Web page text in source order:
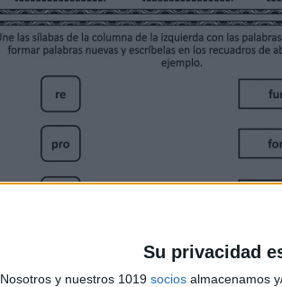
Su privacidad
Nosotros y nuestros 1019 socios almacenamos